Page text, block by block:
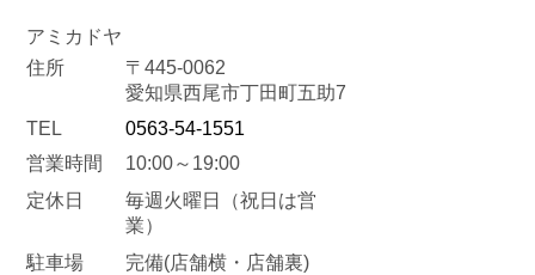
アミカドヤ
住所
〒445-0062
愛知県西尾市丁田町五助7
TEL
0563-54-1551
営業時間
10:00～19:00
定休日
毎週火曜日
（祝日は営
業）
駐車場
完備(店舗横・店舗裏)